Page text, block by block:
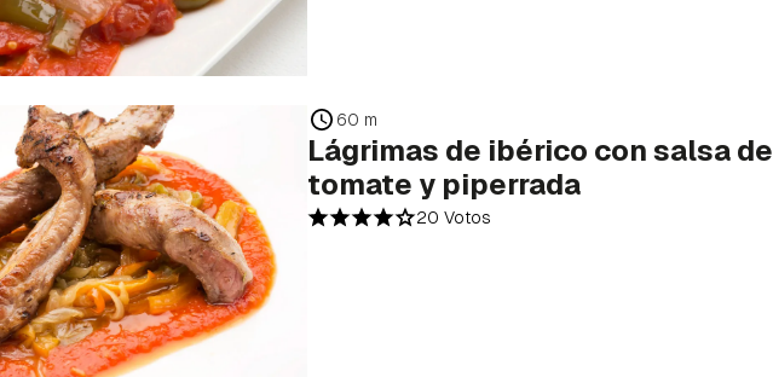
60 m
Lágrimas de ibérico con salsa de
tomate y piperrada
20 Votos